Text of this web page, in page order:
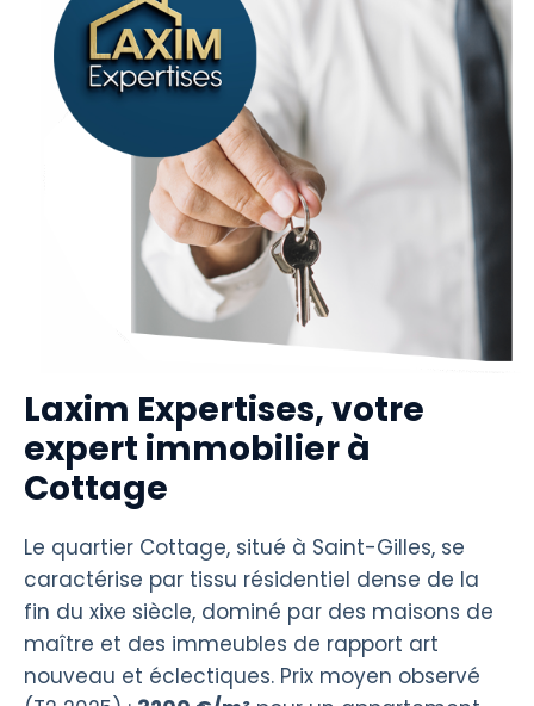
Laxim Expertises, votre
expert immobilier à
Cottage
Le quartier Cottage, situé à Saint-Gilles, se
caractérise par tissu résidentiel dense de la
fin du xixe siècle, dominé par des maisons de
maître et des immeubles de rapport art
nouveau et éclectiques. Prix moyen observé